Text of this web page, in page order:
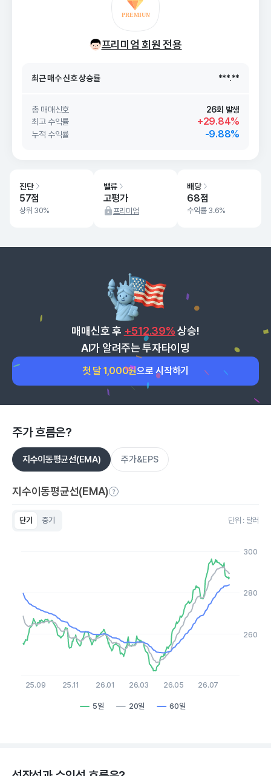
프리미엄 회원 전용
26. 08/10
최근 매수 신호 상승률 ***.**
최근 매수 신호 ***.**
총 매매신호
26회 발생
최고 수익률
+29.84%
누적 수익률 -9.88%
진단
57점
상위 30%
밸류
고평가
프리미엄
배당
68점
수익률 3.6%
매매신호 후 +512.39% 상승!
AI가 알려주는 투자타이밍
첫 달 1,000원으로 시작하기
주가 흐름은?
지수이동평균선(EMA) 주가&EPS
지수이동평균선(EMA)
단기 중기 단위 : 달러
The chart has 1 X axis displaying Time. Data ranges from
The chart has 1 Y axis displaying values. Data ranges from
5일 20일 60일
25.09 25.11 26.01 26.03 26.05 26.07
260
280
300